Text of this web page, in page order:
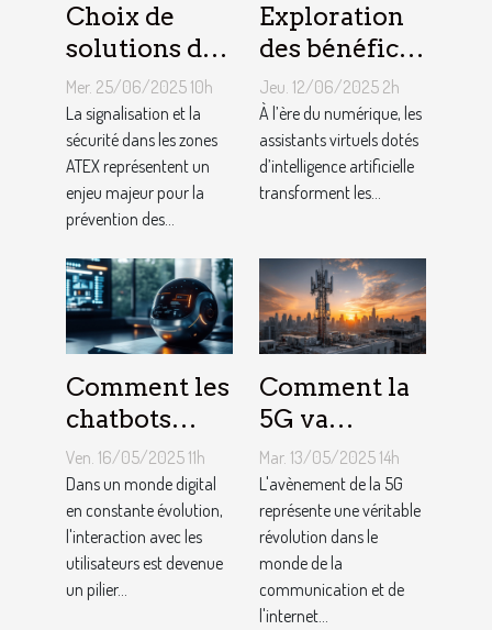
Choix de
solutions de
signalisation
et de sécurité
adaptées aux
zones ATEX
Mer. 25/06/2025 10h
La signalisation et la
sécurité dans les zones
ATEX représentent un
enjeu majeur pour la
prévention des...
Exploration
des bénéfices
des assistants
virtuels
basés sur l'IA
en français
Jeu. 12/06/2025 2h
À l’ère du numérique, les
assistants virtuels dotés
d’intelligence artificielle
transforment les...
Comment les
chatbots
améliorent
l'engagement
et la
conversion
des
utilisateurs
Ven. 16/05/2025 11h
Dans un monde digital
en constante évolution,
l'interaction avec les
utilisateurs est devenue
un pilier...
Comment la
5G va
transformer
l'internet des
objets
Analyse de
l'impact et
des
Mar. 13/05/2025 14h
L'avènement de la 5G
représente une véritable
révolution dans le
monde de la
communication et de
l'internet...